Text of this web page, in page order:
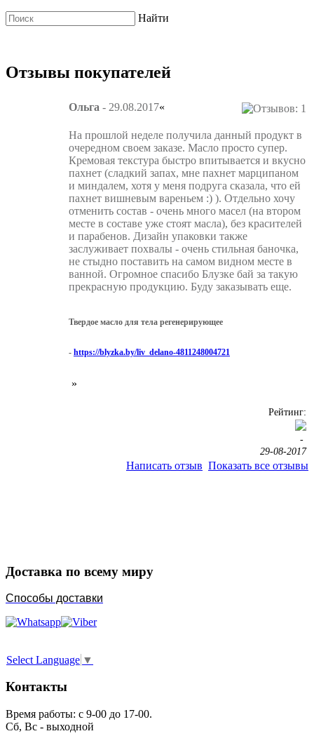
Найти
Отзывы покупателей
«
Ольга - 29.08.2017
На прошлой неделе получила данный продукт в
очередном своем заказе. Масло просто супер.
Кремовая текстура быстро впитывается и вкусно
пахнет (сладкий запах, мне пахнет марципаном
и миндалем, хотя у меня подруга сказала, что ей
пахнет вишневым вареньем :) ). Отдельно хочу
отменить состав - очень много масел (на втором
месте в составе уже стоят масла), без красителей
и парабенов. Дизайн упаковки также
заслуживает похвалы - очень стильная баночка,
не стыдно поставить на самом видном месте в
ванной. Огромное спасибо Блузке бай за такую
прекрасную продукцию. Буду заказывать еще.
Твердое масло для тела регенерирующее
- https://blyzka.by/liv_delano-4811248004721
»
Рейтинг:
-
29-08-2017
Написать отзыв Показать все отзывы
Доставка по всему миру
Способы доставки
Select Language ▼
Контакты
Время работы: с 9-00 до 17-00.
Сб, Вс - выходной